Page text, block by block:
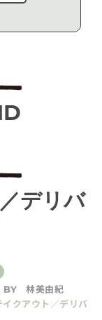
デリバ
BY
林美由紀
クアウト／デリバ